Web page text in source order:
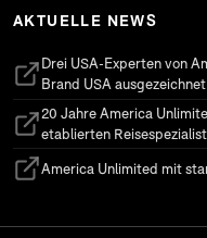
AKTUELLE NEWS
Drei USA-Experten von
Brand USA ausgezeichnet
(öffnet in neuem Tab)
20 Jahre America
etablierten
(öffnet in neuem Tab)
America Unlimited mit
(öffnet in neuem Tab)